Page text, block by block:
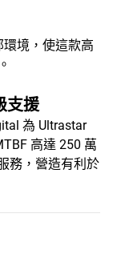
境，使這款高
支援
為 Ultrastar
高達 250 萬
務，營造有利於